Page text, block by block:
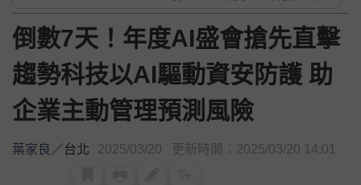
倒數7天！年度AI盛會搶先直擊
趨勢科技以AI驅動資安防護 助
企業主動管理預測風險
葉家良 ／台北 2025/03/20 更新時間：2025/03/20 14:01